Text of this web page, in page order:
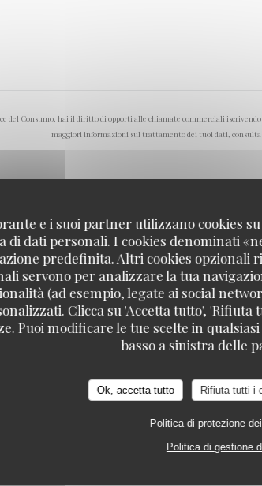
e i suoi partner utilizzano cookies
di dati personali. I cookies denominati
predefinita. Altri cookies opzionali
servono per analizzare la tua
(ad esempio, legate ai social
Clicca su 'Accetta tutto',
Puoi modificare le tue scelte in
basso a sinistra delle
Ok, accetta tutto Rifiuta tutti i
Politica di protezione
Politica di gestione
del Consumo, hai il diritto di opporti alle chiamate commerciali
maggiori informazioni sul trattamento dei tuoi dati, consulta
A EMPORTERPARIS